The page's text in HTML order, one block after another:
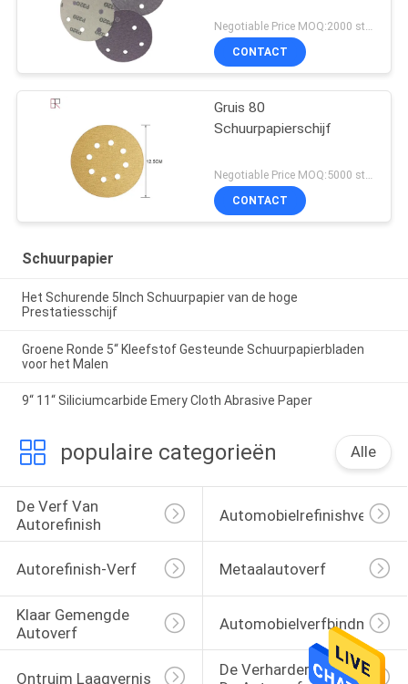
Negotiable Price MOQ:2000 stukken
CONTACT
Gruis 80
Schuurpapierschijf
CONTACT
Schuurpapier
Het Schurende 5Inch Schuurpapier van de hoge
Prestatiesschijf
Groene Ronde 5“ Kleefstof Gesteunde Schuurpapierbladen
voor het Malen
9“ 11“ Siliciumcarbide Emery Cloth Abrasive Paper
populaire categorieën Alle
De Verf Van
Autorefinish
Automobielrefinishverf
Autorefinish-Verf Metaalautoverf
Klaar Gemengde
Autoverf
Automobielverfbindmiddel
Ontruim Laagvernis
De Verharder Van